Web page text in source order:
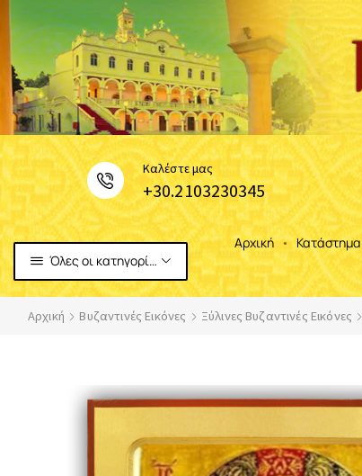
Καλέστε μας
+30.2103230345
Όλες οι κατηγορίες
Αρχική Κατάστημα
Αρχική Βυζαντινές Εικόνες Ξύλινες Βυζαντινές Εικόνες